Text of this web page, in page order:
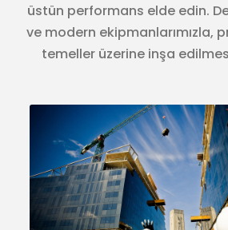
üstün performans elde edin.
ve modern ekipmanlarımızla,
temeller üzerine inşa